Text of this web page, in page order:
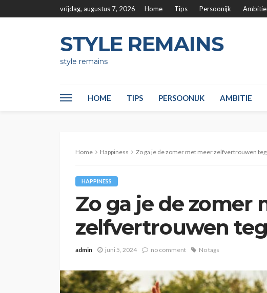
vrijdag, augustus 7, 2026 Home Tips Persoonijk Ambitie
STYLE REMAINS
style remains
HOME TIPS PERSOONIJK AMBITIE
Home Happiness Zo ga je de zomer met meer zelfvertrouwen
HAPPINESS
Zo ga je de zomer
zelfvertrouwen
admin juni 5, 2024 no comment No tags